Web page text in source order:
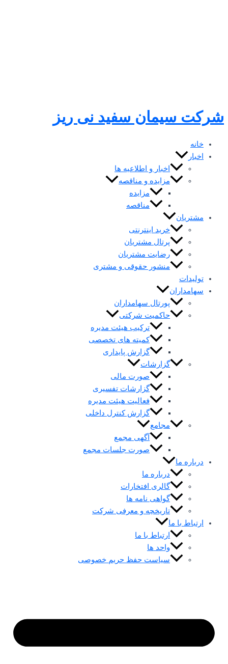
شرکت سیمان سفید نی ریز
خانه
اخبار
اخبار و اطلاعیه ها
مزایده و مناقصه
مزایده
مناقصه
مشتریان
خرید اینترنتی
پرتال مشتریان
رضایت مشتریان
منشور حقوقی و مشتری
تولیدات
سهامداران
پورتال سهامداران
حاکمیت شرکتی
ترکیب هیئت مدیره
کمیته های تخصصی
گزارش پایداری
گزارشات
صورت مالی
گزارشات تفسیری
فعالیت هیئت مدیره
گزارش کنترل داخلی
مجامع
آگهی مجمع
صورت جلسات مجمع
درباره ما
درباره ما
گالری افتخارات
گواهی نامه ها
تاریخچه و معرفی شرکت
ارتباط با ما
ارتباط با ما
واحد ها
سیاست حفظ حریم خصوصی